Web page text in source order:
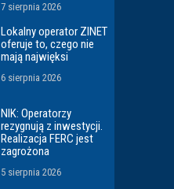
7 sierpnia 2026
Lokalny operator ZINET
oferuje to, czego nie
mają najwięksi
6 sierpnia 2026
NIK: Operatorzy
rezygnują z inwestycji.
Realizacja FERC jest
zagrożona
5 sierpnia 2026